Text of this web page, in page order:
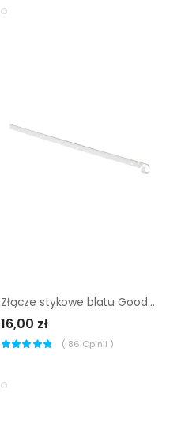
Złącze stykowe blatu GoodHome 28 mm R6 stal
16,00 zł
( 86 Opinii )